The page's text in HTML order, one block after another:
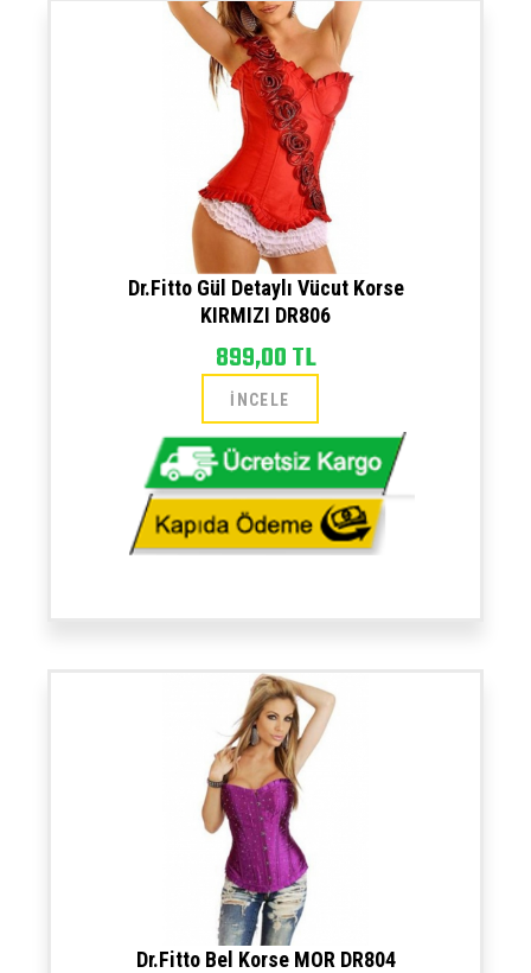
Dr.Fitto Gül Detaylı Vücut Korse
KIRMIZI DR806
899,00 TL
İNCELE
Dr.Fitto Bel Korse MOR DR804